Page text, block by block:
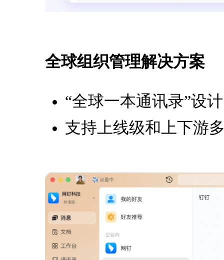
全球组织管理解决方案
“全球一本通讯录”设
支持上线级和上下游